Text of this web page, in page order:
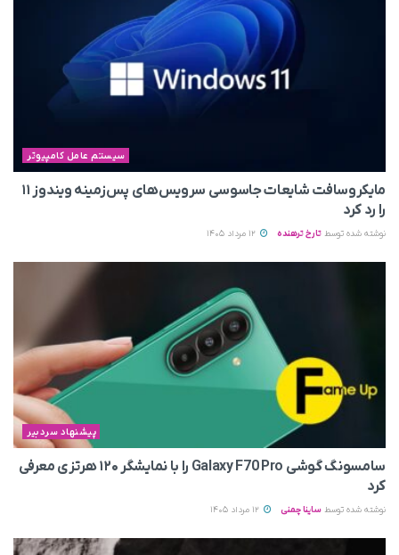
سیستم عامل کامپیوتر
مایکروسافت شایعات جاسوسی سرویس‌های پس‌زمینه ویندوز ۱۱
را رد کرد
نوشته شده توسط تارخ ترهنده
پیشنهاد سردبیر
سامسونگ گوشی Galaxy F70 Pro را با نمایشگر ۱۲۰ هرتزی معرفی
کرد
نوشته شده توسط ساینا چمنی